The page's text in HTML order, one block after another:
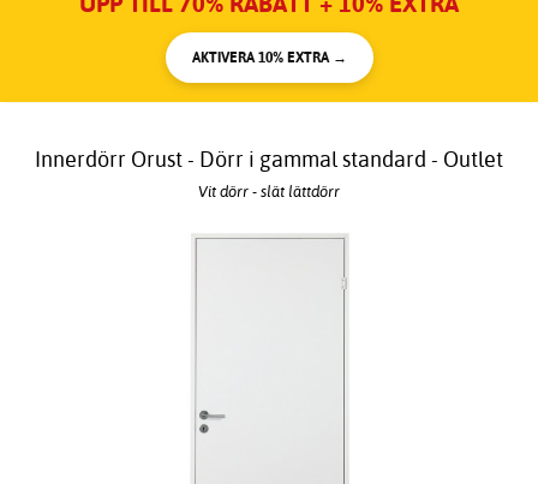
AKTIVERA 10% EXTRA →
Innerdörr Orust - Dörr i gammal standard - Outlet
Vit dörr - slät lättdörr